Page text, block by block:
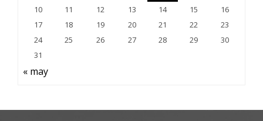
« may
10
11 12 13 14 15
16
17
18 19 20 21 22
23
24
25 26 27 28 29
30
31